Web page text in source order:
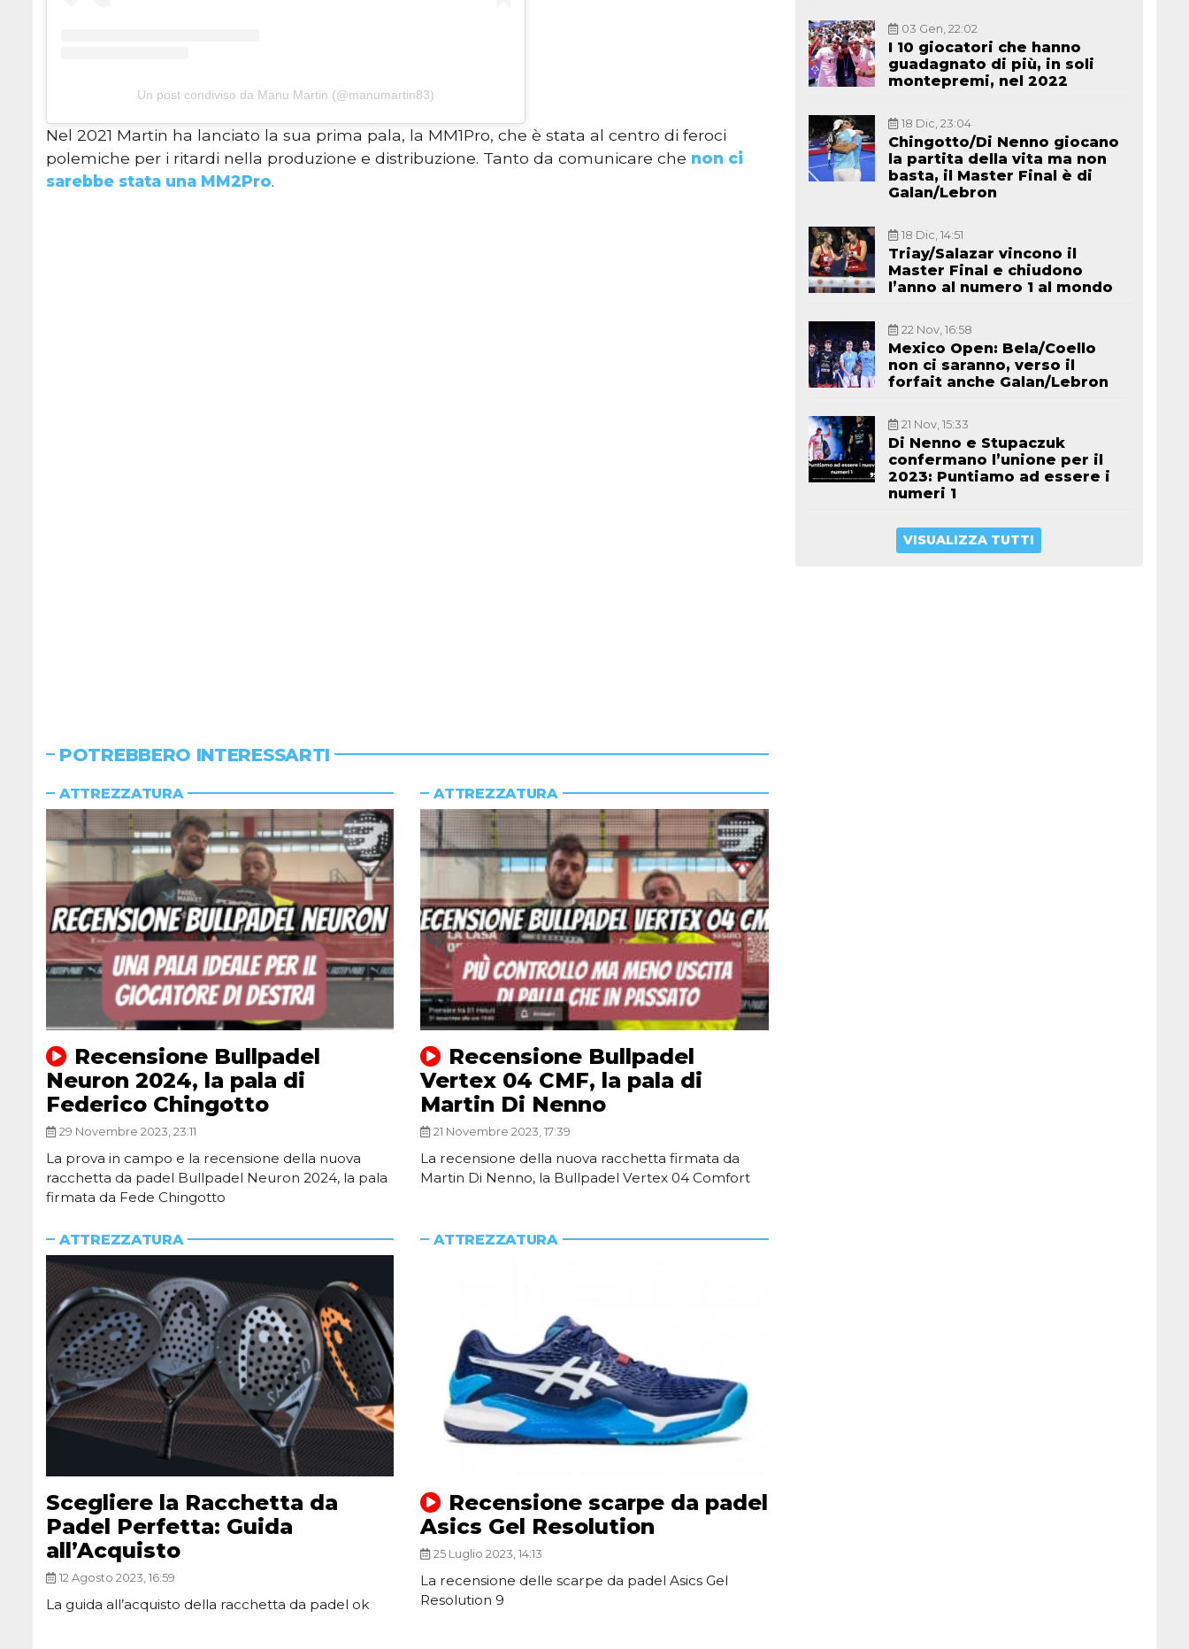
Un post condiviso da Manu Martin (@manumartin83)
Nel 2021 Martin ha lanciato la sua prima pala, la MM1Pro, che è stata al centro di feroci
polemiche per i ritardi nella produzione e distribuzione. Tanto da comunicare che non ci
sarebbe stata una MM2Pro.
POTREBBERO INTERESSARTI
ATTREZZATURA
Recensione Bullpadel
Neuron 2024, la pala di
Federico Chingotto
29 Novembre 2023, 23:11
La prova in campo e la recensione della nuova
racchetta da padel Bullpadel Neuron 2024, la pala
firmata da Fede Chingotto
ATTREZZATURA
Recensione Bullpadel
Vertex 04 CMF, la pala di
Martin Di Nenno
21 Novembre 2023, 17:39
La recensione della nuova racchetta firmata da
Martin Di Nenno, la Bullpadel Vertex 04 Comfort
ATTREZZATURA
Scegliere la Racchetta da
Padel Perfetta: Guida
all’Acquisto
12 Agosto 2023, 16:59
La guida all’acquisto della racchetta da padel ok
ATTREZZATURA
Recensione scarpe da padel
Asics Gel Resolution
25 Luglio 2023, 14:13
La recensione delle scarpe da padel Asics Gel
Resolution 9
03 Gen, 22:02
I 10 giocatori che hanno
guadagnato di più, in soli
montepremi, nel 2022
18 Dic, 23:04
Chingotto/Di Nenno giocano
la partita della vita ma non
basta, il Master Final è di
Galan/Lebron
18 Dic, 14:51
Triay/Salazar vincono il
Master Final e chiudono
l’anno al numero 1 al mondo
22 Nov, 16:58
Mexico Open: Bela/Coello
non ci saranno, verso il
forfait anche Galan/Lebron
21 Nov, 15:33
Di Nenno e Stupaczuk
confermano l’unione per il
2023: Puntiamo ad essere i
numeri 1
VISUALIZZA TUTTI